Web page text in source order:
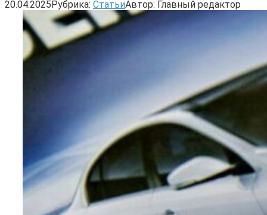
20.04.2025Рубрика: СтатьиАвтор: Главный редактор